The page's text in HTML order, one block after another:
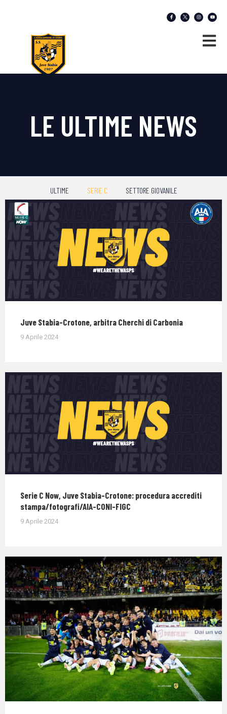
LE ULTIME NEWS
ULTIME SERIE C SETTORE GIOVANILE
Juve Stabia-Crotone, arbitra Cherchi di Carbonia
9 Aprile 2024
Serie C Now, Juve Stabia-Crotone: procedura accrediti
stampa/fotografi/AIA-CONI-FIGC
9 Aprile 2024